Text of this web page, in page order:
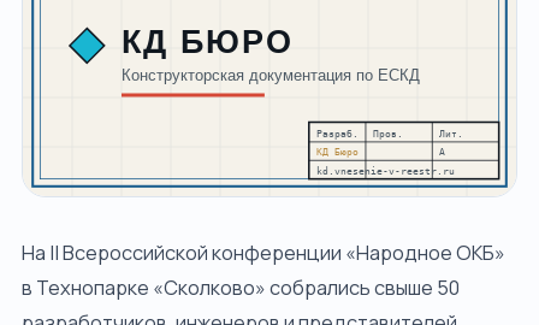
О компании
ПРОВЕРИМ ПРОЕКТ И СОБЕРЁМ МАРШРУТ
ЗАЯВКИ
+7 920-898-17-18
reestrgarant@mail.ru
На II Всероссийской конференции «Народное ОКБ»
в Технопарке «Сколково» собрались свыше 50